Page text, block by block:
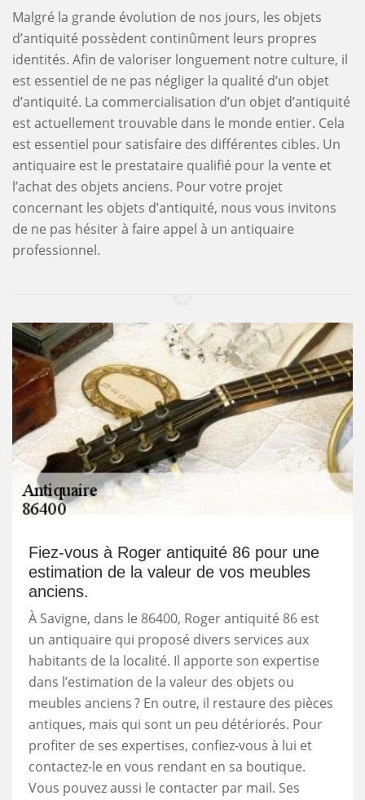
Malgré la grande évolution de nos jours, les objets
d’antiquité possèdent continûment leurs propres
identités. Afin de valoriser longuement notre culture, il
est essentiel de ne pas négliger la qualité d’un objet
d’antiquité. La commercialisation d’un objet d’antiquité
est actuellement trouvable dans le monde entier. Cela
est essentiel pour satisfaire des différentes cibles. Un
antiquaire est le prestataire qualifié pour la vente et
l’achat des objets anciens. Pour votre projet
concernant les objets d’antiquité, nous vous invitons
de ne pas hésiter à faire appel à un antiquaire
professionnel.
Fiez-vous à Roger antiquité 86 pour une
estimation de la valeur de vos meubles
anciens.
À Savigne, dans le 86400, Roger antiquité 86 est
un antiquaire qui proposé divers services aux
habitants de la localité. Il apporte son expertise
dans l’estimation de la valeur des objets ou
meubles anciens ? En outre, il restaure des pièces
antiques, mais qui sont un peu détériorés. Pour
profiter de ses expertises, confiez-vous à lui et
contactez-le en vous rendant en sa boutique.
Vous pouvez aussi le contacter par mail. Ses